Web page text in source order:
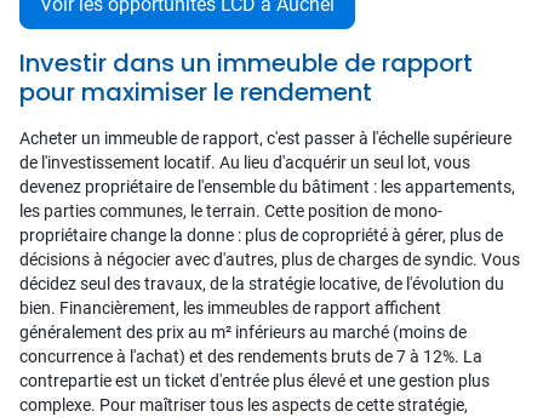
Investir dans un immeuble de rapport
pour maximiser le rendement
Acheter un immeuble de rapport, c'est passer à l'échelle supérieure
de l'investissement locatif. Au lieu d'acquérir un seul lot, vous
devenez propriétaire de l'ensemble du bâtiment : les appartements,
les parties communes, le terrain. Cette position de mono-
propriétaire change la donne : plus de copropriété à gérer, plus de
décisions à négocier avec d'autres, plus de charges de syndic. Vous
décidez seul des travaux, de la stratégie locative, de l'évolution du
bien. Financièrement, les immeubles de rapport affichent
généralement des prix au m² inférieurs au marché (moins de
concurrence à l'achat) et des rendements bruts de 7 à 12%. La
contrepartie est un ticket d'entrée plus élevé et une gestion plus
complexe. Pour maîtriser tous les aspects de cette stratégie,